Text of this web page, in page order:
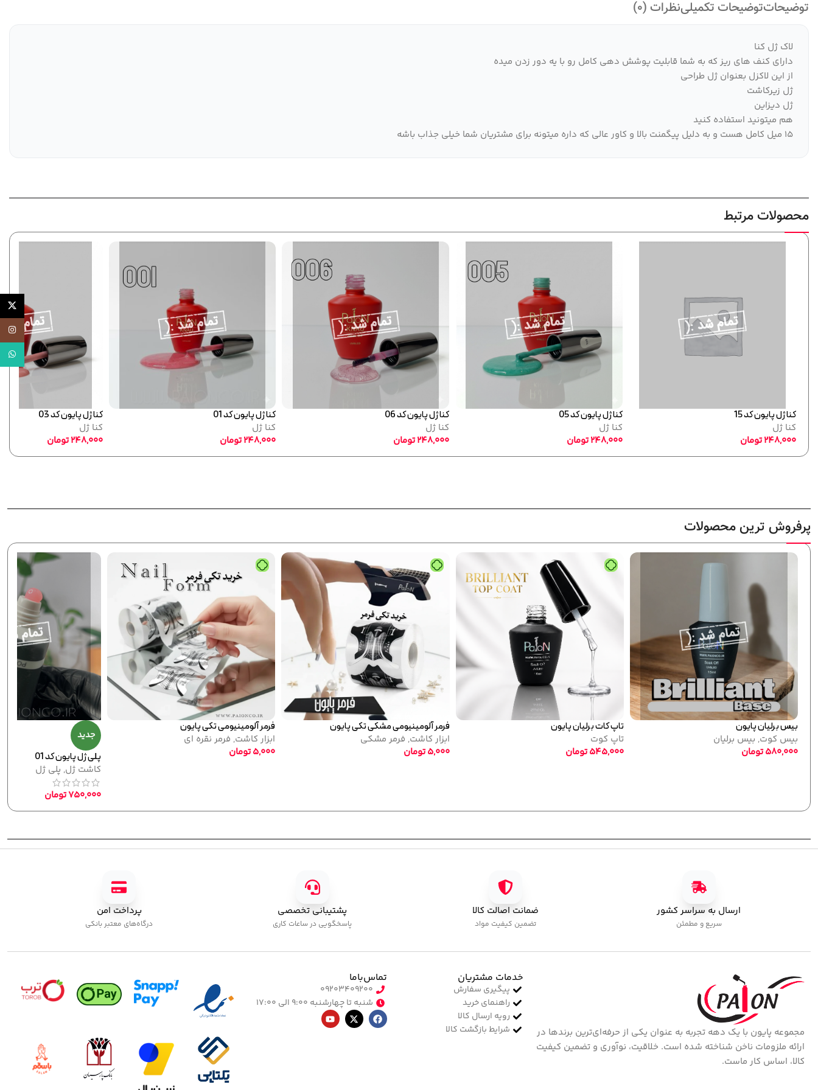
توضیحاتتوضیحات تکمیلینظرات (0)
لاک ژل کنا
دارای کنف های ریز که به شما قابلیت پوشش دهی کامل رو با یه دور زدن میده
از این لاکزل بعنوان ژل طراحی
ژل زیرکاشت
ژل دیزاین
هم میتونید استفاده کنید
۱۵ میل کامل هست و به دلیل پیگمنت بالا و کاور عالی که داره میتونه برای مشتریان شما خیلی جذاب باشه
محصولات مرتبط
کنا ژل پایون کد 15
کنا ژل
248,000تومان
کنا ژل پایون کد 05
کنا ژل
248,000تومان
کنا ژل پایون کد 06
کنا ژل
248,000تومان
کنا ژل پایون کد 01
کنا ژل
248,000تومان
کنا ژل پایون کد 03
کنا ژل
248,000تومان
پرفروش ترین محصولات
بیس برلیان پایون
بیس کوت, بیس برلیان
580,000تومان
تاپ کات برلیان پایون
تاپ کوت
545,000تومان
فرمر آلومینیومی مشکی تکی پایون
ابزار کاشت, فرمر مشکی
5,000تومان
فرمر آلومینیومی تکی پایون
ابزار کاشت, فرمر نقره ای
5,000تومان
جدید
پلی ژل پایون کد 01
کاشت ژل, پلی ژل
750,000تومان
ارسال به سراسر کشور
سریع و مطمئن
ضمانت اصالت کالا
تضمین کیفیت مواد
پشتیبانی تخصصی
پاسخگویی در ساعات کاری
پرداخت امن
درگاه‌های معتبر بانکی
مجموعه پایون با یک دهه تجربه به عنوان یکی از حرفه‌ای‌ترین برندها در
ارائه ملزومات ناخن شناخته شده است. خلاقیت، نوآوری و تضمین کیفیت
کالا، اساس کار ماست.
خدمات مشتریان
پیگیری سفارش
راهنمای خرید
رویه ارسال کالا
شرایط بازگشت کالا
تماس‌با‌ما
۰۹۲۰۳۴۰۹۲۰۰
شنبه تا چهارشنبه ۹:۰۰ الی ۱۷:۰۰
واتساپ